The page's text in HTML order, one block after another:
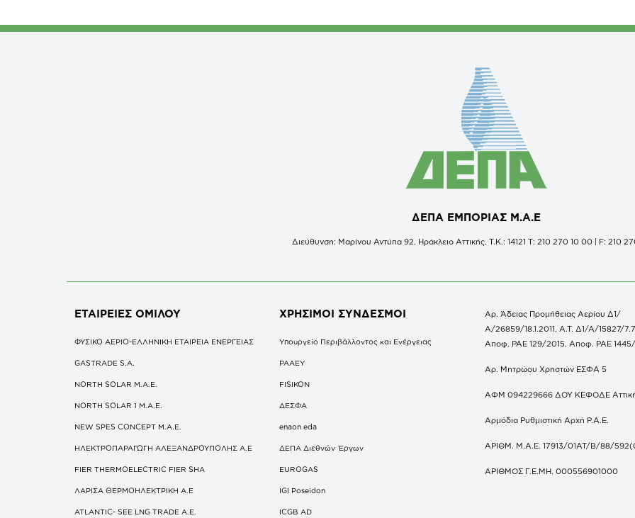
ΔΕΠΑ ΕΜΠΟΡΙΑΣ Μ.Α.Ε
Διεύθυνση: Μαρίνου Αντύπα 92, Ηράκλειο Αττικής, Τ.Κ.: 14121 Τ: 210 270 10 00 | F: 210
ΕΤΑΙΡΕΙΕΣΟΜΙΛΟΥ
ΦΥΣΙΚΟ ΑΕΡΙΟ-ΕΛΛΗΝΙΚΗ ΕΤΑΙΡΕΙΑ ΕΝΕΡΓΕΙΑΣ
GASTRADE S.A.
NORTH SOLAR M.Α.Ε.
NORTH SOLAR 1 M.Α.Ε.
NEW SPES CONCEPT Μ.Α.Ε.
ΗΛΕΚΤΡΟΠΑΡΑΓΩΓΗ ΑΛΕΞΑΝΔΡΟΥΠΟΛΗΣ A.E
FIER THERMOELECTRIC FIER SHA
ΛΑΡΙΣΑ ΘΕΡΜΟΗΛΕΚΤΡΙΚΗ A.E
ATLANTIC- SEE LNG TRADE A.E.
ΧΡΗΣΙΜΟΙ ΣΥΝΔΕΣΜΟΙ
Υπουργείο Περιβάλλοντος και Ενέργειας
ΡΑΑΕΥ
FISIKON
ΔΕΣΦΑ
enaon eda
ΔΕΠΑ Διεθνών Έργων
EUROGAS
IGI Poseidon
ICGB AD
Αρ. Άδειας Προμήθειας Αερίου Δ1/
Α/26859/18.1.2011, Α.Τ. Δ1/Α/15827/
Αποφ. ΡΑΕ 129/2015, Αποφ. ΡΑΕ
Αρ. Μητρώου Χρηστών ΕΣΦΑ 5
ΑΦΜ 094229666 ΔΟΥ ΚΕΦΟΔΕ
Αρμόδια Ρυθμιστική Αρχή Ρ.Α.Ε.
ΑΡΙΘΜ. Μ.Α.Ε. 17913/01ΑΤ/Β/88/
ΑΡΙΘΜΟΣ Γ.Ε.ΜΗ. 000556901000